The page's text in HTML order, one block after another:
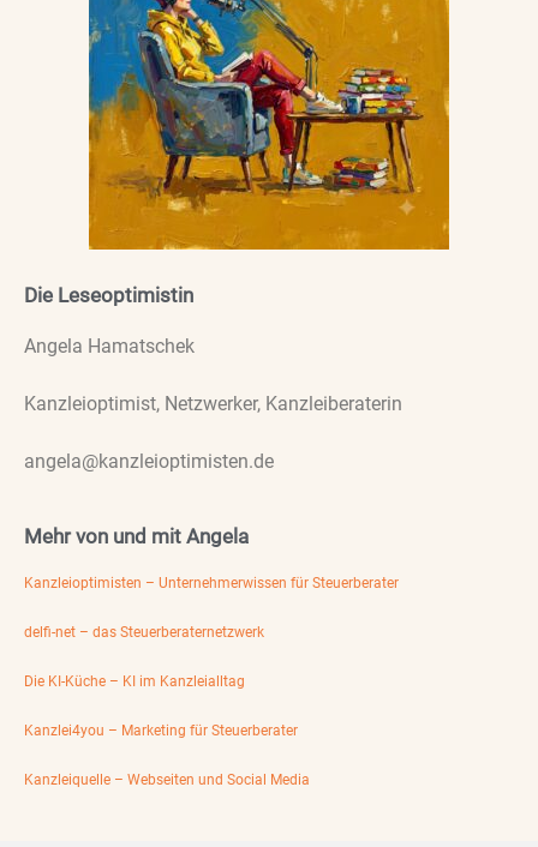
Die Leseoptimistin
Angela Hamatschek
Kanzleioptimist, Netzwerker, Kanzleiberaterin
angela@kanzleioptimisten.de
Mehr von und mit Angela
Kanzleioptimisten – Unternehmerwissen für Steuerberater
delfi-net – das Steuerberaternetzwerk
Die KI-Küche – KI im Kanzleialltag
Kanzlei4you – Marketing für Steuerberater
Kanzleiquelle – Webseiten und Social Media